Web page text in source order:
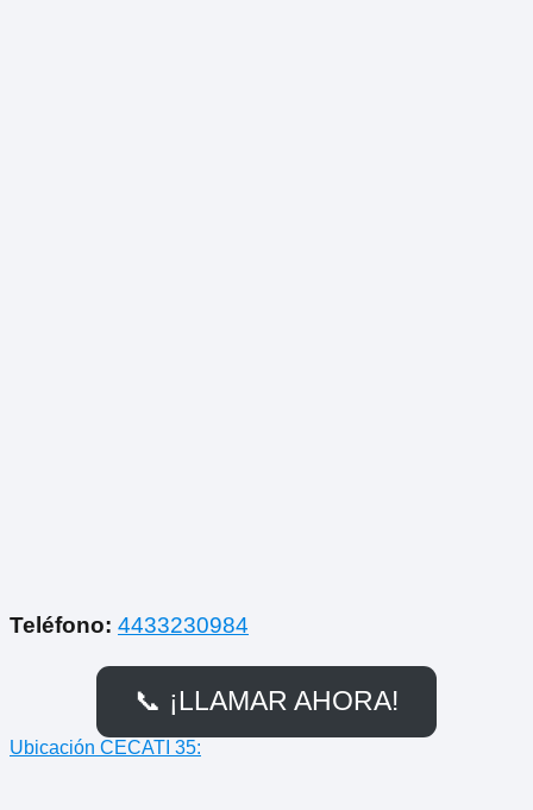
Teléfono: 4433230984
📞 ¡LLAMAR AHORA!
Ubicación CECATI 35: